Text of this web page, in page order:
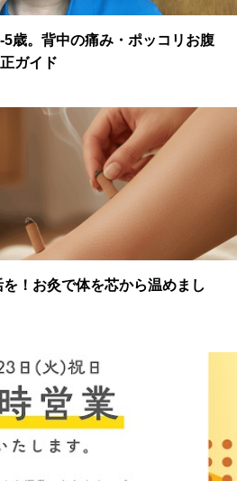
歳。背中の痛み・ポッコリお腹
ガイド
！お灸で体を芯から温めまし